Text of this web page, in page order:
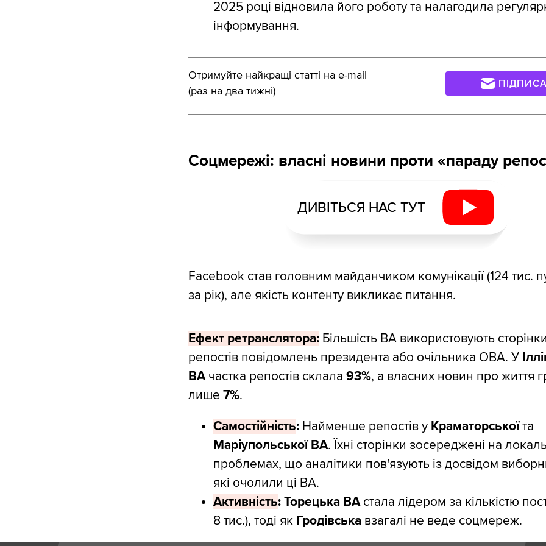
2025 році відновила його роботу та налагодила
інформування.
Отримуйте найкращі статті на e-mail
(раз на два тижні)
Соцмережі: власні новини проти «параду
ДИВІТЬСЯ НАС ТУТ
Facebook став головним майданчиком комунікації (124 тис.
за рік), але якість контенту викликає питання.
Ефект ретранслятора:Більшість ВА використовують
репостів повідомлень президента або очільника ОВА. У
ВАчастка репостів склала 93%, а власних новин про життя
лише 7%.
Самостійність: Найменше репостів у Краматорськоїта
Маріупольської ВА. Їхні сторінки зосереджені на
проблемах, що аналітики пов'язують із досвідом
які очолили ці ВА.
Активність: Торецька ВАстала лідером за кількістю
8 тис.), тоді як Гродівська взагалі не веде соцмереж.